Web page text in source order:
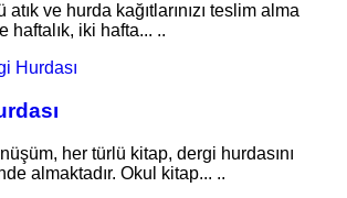
atık ve hurda kağıtlarınızı teslim alma
haftalık, iki hafta... ..
her türlü kitap, dergi hurdasını
almaktadır. Okul kitap... ..